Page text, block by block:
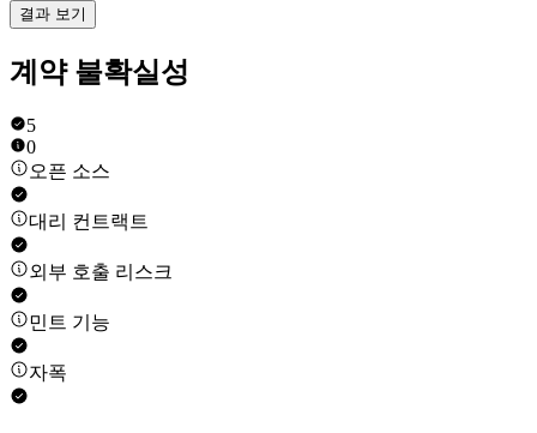
결과 보기
계약 불확실성
5
0
오픈 소스
대리 컨트랙트
외부 호출 리스크
민트 기능
자폭